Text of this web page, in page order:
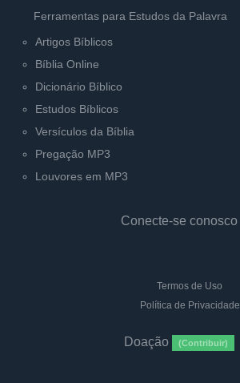
Ferramentas para Estudos da Palavra
Artigos Bíblicos
Bíblia Online
Dicionário Bíblico
Estudos Bíblicos
Versículos da Bíblia
Pregação MP3
Louvores em MP3
Conecte-se conosco
Termos de Uso
Política de Privacidade
Doação (Contribuir)